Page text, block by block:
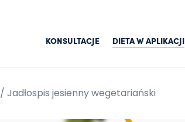
KONSULTACJE DIETA W APLIKACJI
/ Jadłospis jesienny wegetariański